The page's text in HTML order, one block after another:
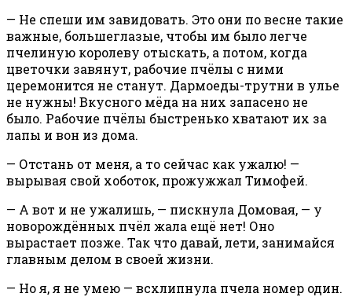
— Не спеши им завидовать. Это они по весне такие
важные, большеглазые, чтобы им было легче
пчелиную королеву отыскать, а потом, когда
цветочки завянут, рабочие пчёлы с ними
церемонится не станут. Дармоеды-трутни в улье
не нужны! Вкусного мёда на них запасено не
было. Рабочие пчёлы быстренько хватают их за
лапы и вон из дома.
— Отстань от меня, а то сейчас как ужалю! —
вырывая свой хоботок, прожужжал Тимофей.
— А вот и не ужалишь, — пискнула Домовая, — у
новорождённых пчёл жала ещё нет! Оно
вырастает позже. Так что давай, лети, занимайся
главным делом в своей жизни.
— Но я, я не умею — всхлипнула пчела номер один.